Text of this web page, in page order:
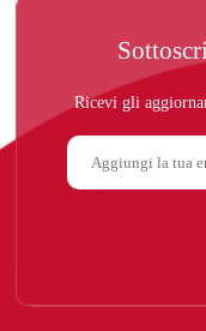
Ricevi gli